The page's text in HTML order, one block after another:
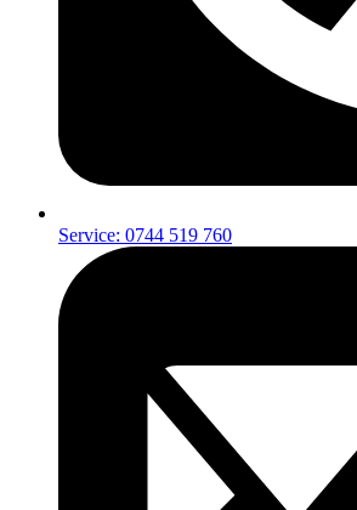
Service: 0744 519 760